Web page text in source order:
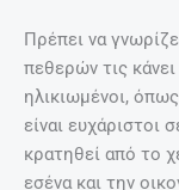
Πρέπει να
πεθερών τις
ηλικιωμένοι,
είναι ευχάριστοι
κρατηθεί από το
εσένα και την